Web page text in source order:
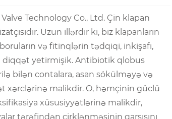
Technology Co., Ltd. Çin klapan
Uzun illərdir ki, biz klapanların
və fitinqlərin tədqiqi, inkişafı,
diqqət yetirmişik. Antibiotik qlobus
bilən contalara, asan sökülməyə və
xərclərinə malikdir. O, həmçinin güclü
xüsusiyyətlərinə malikdir,
tərəfindən çirklənməsinin qarşısını